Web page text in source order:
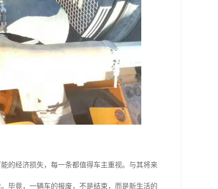
的经济损失，每一条都值得车主重视。与其将来
毕竟，一辆车的报废，不是结束，而是新生活的